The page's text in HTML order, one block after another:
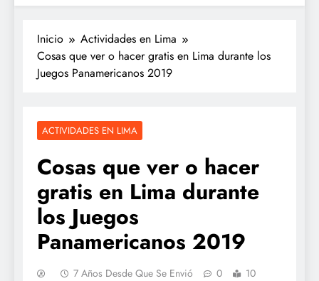
Inicio
Actividades en Lima
Cosas que ver o hacer gratis en Lima durante los
Juegos Panamericanos 2019
ACTIVIDADES EN LIMA
Cosas que ver o hacer
gratis en Lima durante
los Juegos
Panamericanos 2019
7 Años Desde Que Se Envió 0
10